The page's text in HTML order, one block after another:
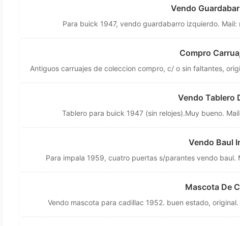
Vendo
Para buick 1947, vendo guardabarro izquierdo. Mail:
Compro
Antiguos carruajes de coleccion compro, c/ o sin faltantes,
Vendo Tablero
Tablero para buick 1947 (sin relojes).Muy bueno.
Vendo Baul
Para impala 1959, cuatro puertas s/parantes vendo baul.
Mascota De
Vendo mascota para cadillac 1952. buen estado, original.